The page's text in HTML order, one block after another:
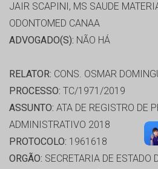
JAIR SCAPINI, MS SAUDE
ODONTOMED CANAA
ADVOGADO(S): NÃO HÁ
RELATOR: CONS. OSMAR
PROCESSO: TC/1971/2019
ASSUNTO: ATA DE REGISTRO DE
ADMINISTRATIVO 2018
PROTOCOLO: 1961618
ORGÃO: SECRETARIA DE ESTADO